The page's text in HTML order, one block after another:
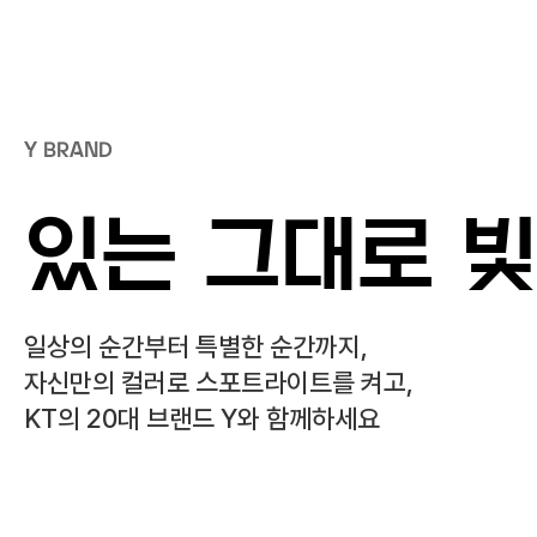
Y BRAND
있는 그대로
일상의 순간부터 특별한 순간까지,
자신만의 컬러로 스포트라이트를 켜고,
KT의 20대 브랜드 Y와 함께하세요